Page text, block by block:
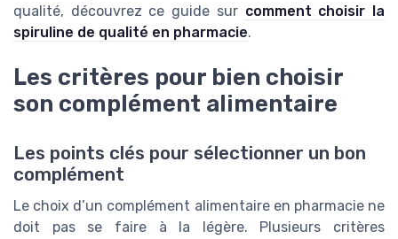
qualité, découvrez ce guide sur comment choisir la
spiruline de qualité en pharmacie.
Les critères pour bien choisir
son complément alimentaire
Les points clés pour sélectionner un bon
complément
Le choix d’un complément alimentaire en pharmacie ne
doit pas se faire à la légère. Plusieurs critères